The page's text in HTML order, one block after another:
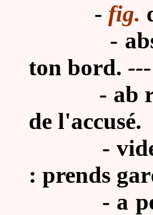
- fig.
-
ton bord.
- ab
de l'accusé.
-
: prends
- a